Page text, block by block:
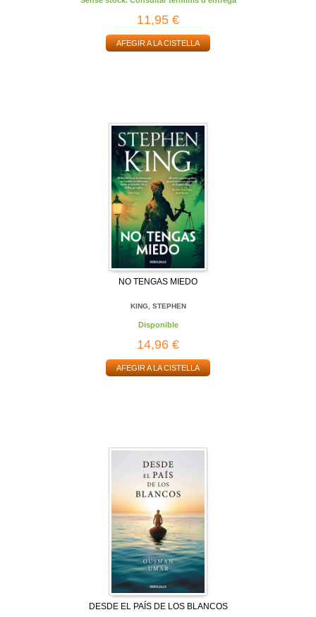
11,95 €
AFEGIR A LA CISTELLA
NO TENGAS MIEDO
KING, STEPHEN
Disponible
14,96 €
AFEGIR A LA CISTELLA
DESDE EL PAÍS DE LOS BLANCOS